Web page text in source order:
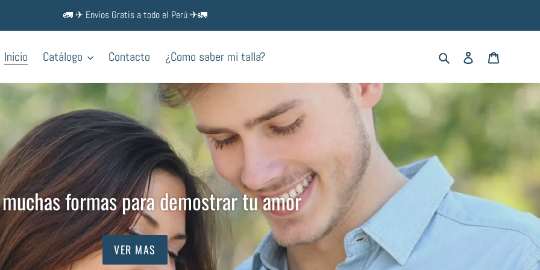
🚛 ✈ Envíos Gratis a todo el Perú ✈🚛
Inicio Catálogo Contacto ¿Como saber mi talla? Buscar Ingresar
formas para demostrar tu amor
VER MAS